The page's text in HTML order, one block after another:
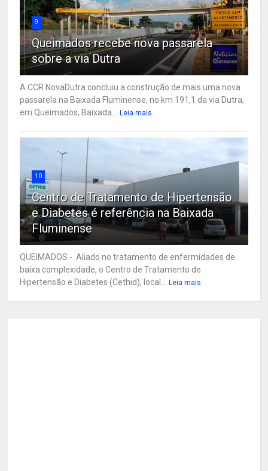
9
Queimados recebe nova passarela
sobre a via Dutra
A CCR NovaDutra concluiu a construção de mais uma nova
passarela na Baixada Fluminense, no km 191,1 da via Dutra,
em Queimados, Baixada...
Leia mais
10
Centro de Tratamento de Hipertensão
e Diabetes é referência na Baixada
Fluminense
QUEIMADOS - Aliado no tratamento de enfermidades de
baixa complexidade, o Centro de Tratamento de
Hipertensão e Diabetes (Cethid), local...
Leia mais